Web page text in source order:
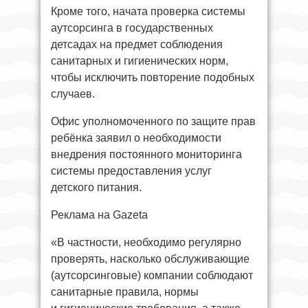
Кроме того, начата проверка системы
аутсорсинга в государственных
детсадах на предмет соблюдения
санитарных и гигиенических норм,
чтобы исключить повторение подобных
случаев.
Офис уполномоченного по защите прав
ребёнка заявил о необходимости
внедрения постоянного мониторинга
системы предоставления услуг
детского питания.
Реклама на Gazeta
«В частности, необходимо регулярно
проверять, насколько обслуживающие
(аутсорсинговые) компании соблюдают
санитарные правила, нормы